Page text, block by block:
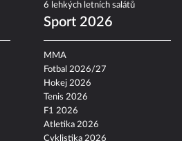
6 lehkých letních salátů
Sport 2026
MMA
Fotbal 2026/27
Hokej 2026
Tenis 2026
F1 2026
Atletika 2026
Cyklistika 2026